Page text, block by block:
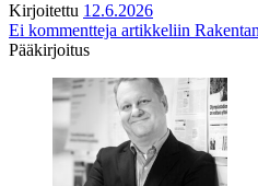
Kirjoitettu 12.6.2026
Ei kommentteja artikkeliin
Pääkirjoitus